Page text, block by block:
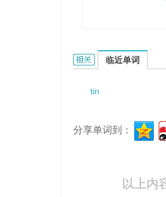
Tinsley的相关资料：
临近单词
tin
分享单词到：
以上内